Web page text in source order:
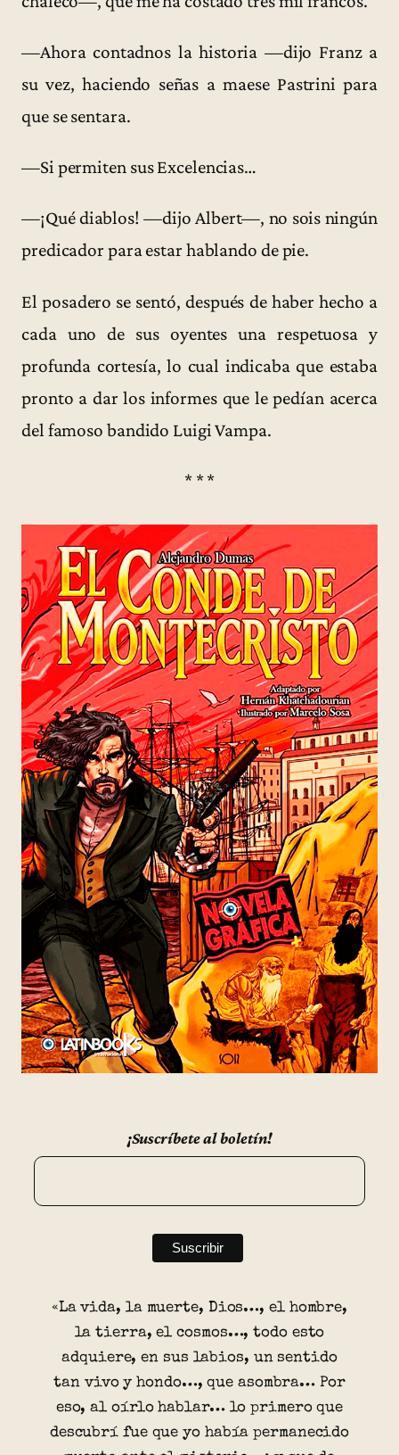
—Ahora contadnos la historia —dijo Franz a
su vez, haciendo señas a maese Pastrini para
que se sentara.
—Si permiten sus Excelencias…
—¡Qué diablos! —dijo Albert—, no sois ningún
predicador para estar hablando de pie.
El posadero se sentó, después de haber hecho a
cada uno de sus oyentes una respetuosa y
profunda cortesía, lo cual indicaba que estaba
pronto a dar los informes que le pedían acerca
del famoso bandido Luigi Vampa.
* * *
¡Suscríbete al boletín!
«La vida, la muerte, Dios…, el hombre,
la tierra, el cosmos…, todo esto
adquiere, en sus labios, un sentido
tan vivo y hondo…, que asombra… Por
eso, al oírlo hablar… lo primero que
descubrí fue que yo había permanecido